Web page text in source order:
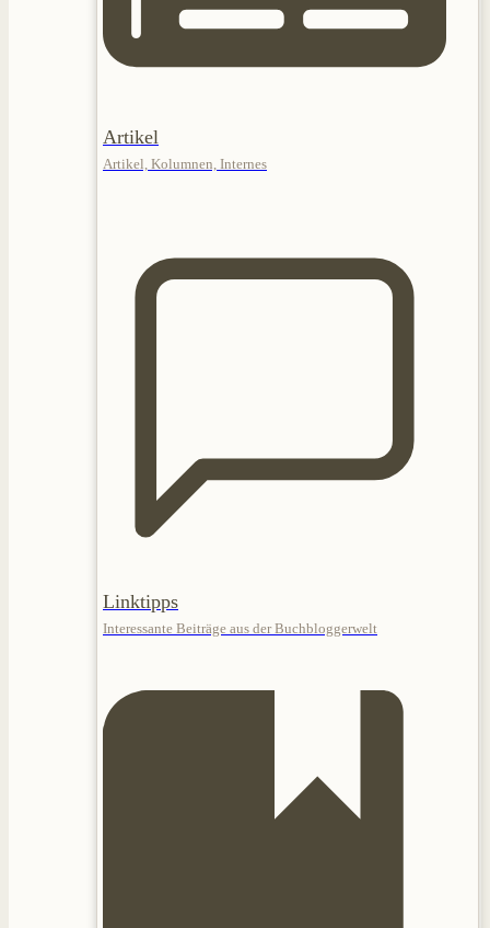
Artikel
Artikel, Kolumnen, Internes
Linktipps
Interessante Beiträge aus der Buchbloggerwelt